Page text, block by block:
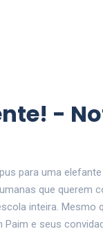
-
para uma
que
inteira.
Paim e seus